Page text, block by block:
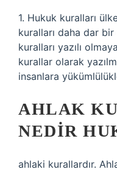
1. Hukuk kuralları
kuralları daha dar
kuralları yazılı
kurallar olarak
insanlara
AHLAK
NEDIR
ahlaki kurallardır.